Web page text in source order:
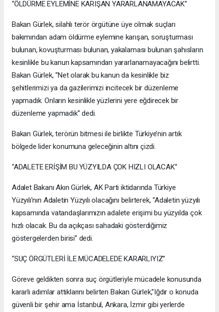
“ÖLDÜRME EYLEMİNE KARIŞAN YARARLANAMAYACAK”
Bakan Gürlek, silahlı terör örgütüne üye olmak suçları
bakımından adam öldürme eylemine karışan, soruşturması
bulunan, kovuşturması bulunan, yakalaması bulunan şahısların
kesinlikle bu kanun kapsamından yararlanamayacağını belirtti.
Bakan Gürlek, “Net olarak bu kanun da kesinlikle biz
şehitlerimizi ya da gazilerimizi incitecek bir düzenleme
yapmadık. Onların kesinlikle yüzlerini yere eğdirecek bir
düzenleme yapmadık” dedi.
Bakan Gürlek, terörün bitmesi ile birlikte Türkiye’nin artık
bölgede lider konumuna geleceğinin altını çizdi.
“ADALETE ERİŞİM BU YÜZYILDA ÇOK HIZLI OLACAK”
Adalet Bakanı Akın Gürlek, AK Parti iktidarında Türkiye
Yüzyılı’nın Adaletin Yüzyılı olacağını belirterek, “Adaletin yüzyılı
kapsamında vatandaşlarımızın adalete erişimi bu yüzyılda çok
hızlı olacak. Bu da açıkçası sahadaki gösterdiğimiz
göstergelerden birisi” dedi.
“SUÇ ÖRGÜTLERİ İLE MÜCADELEDE KARARLIYIZ”
Göreve geldikten sonra suç örgütleriyle mücadele konusunda
kararlı adımlar attıklarını belirten Bakan Gürlek,”Iğdır o konuda
güvenli bir şehir ama İstanbul, Ankara, İzmir gibi yerlerde